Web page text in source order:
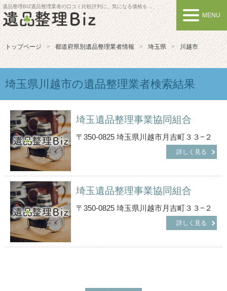
遺品整理BIZ遺品整理業者の口コミ比較評判に。気になる価格を比較しよう
MENU
トップページ 都道府県別遺品整理業者情報 埼玉県 川越市
埼玉県川越市の遺品整理業者検索結果
埼玉遺品整理事業協同組合
〒350-0825 埼玉県川越市月吉町３３−２
詳しく見る
埼玉遺品整理事業協同組合
〒350-0825 埼玉県川越市月吉町３３−２
詳しく見る